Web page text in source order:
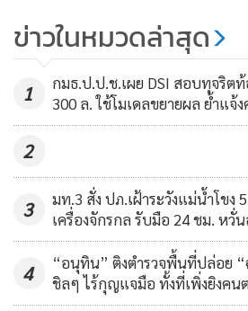
วิชาการเกษ
แทน
"อนุทิน" ลั่น
หลังกรมวิช
ข่าวในหมวดล่าสุด
1
กมธ.ป.ป.ช.เผย DSI สอบทุจริต
300 ล. ใช้โมเดลขยายผล ย้ำแจ้
2
3
มท.3 สั่ง ปภ.เฝ้าระวังแม่น้ำโขง
เครื่องจักรกล รับมือ 24 ชม. หวั่
4
“อนุทิน” ติงตำรวจพื้นที่ปล่อย
ชิลๆ ไร้กุญแจมือ ทั้งที่เพิ่งยิงคน